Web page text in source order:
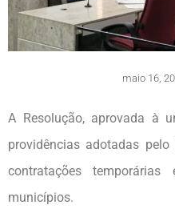
maio 16,
A Resolução, aprovada à
providências adotadas
contratações
municípios.